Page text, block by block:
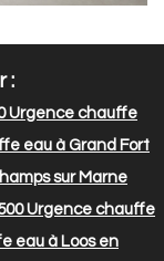
:
Urgence chauffe
eau à Grand Fort
sur Marne
Urgence chauffe
eau à Loos en